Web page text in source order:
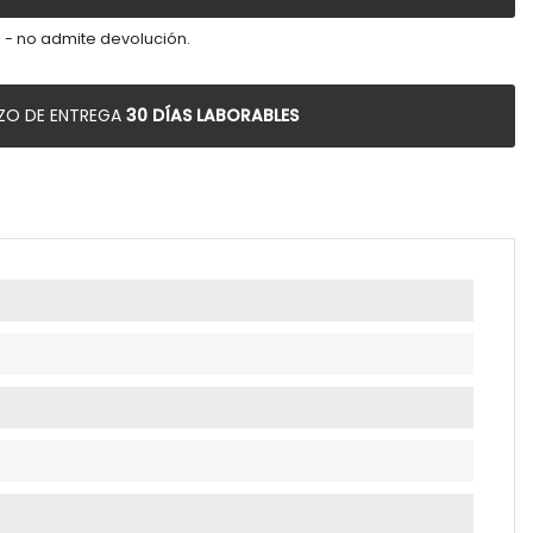
no admite devolución.
DE ENTREGA 30 DÍAS LABORABLES